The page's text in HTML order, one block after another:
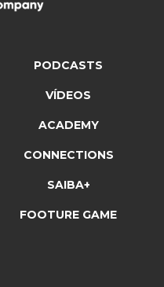
PODCASTS
VÍDEOS
ACADEMY
CONNECTIONS
SAIBA+
FOOTURE GAME